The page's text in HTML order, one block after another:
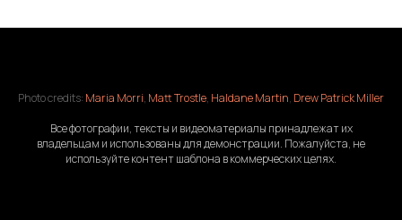
Photo credits: Maria Morri, Matt Trostle, Haldane Martin, Drew Patrick Miller
Все фотографии, тексты и видеоматериалы принадлежат их
владельцам и использованы для демонстрации. Пожалуйста, не
используйте контент шаблона в коммерческих целях.